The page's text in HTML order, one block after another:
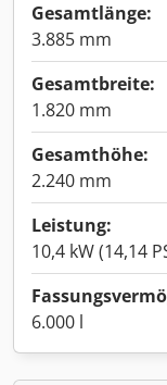
Gesamtlänge:
3.885 mm
Gesamtbreite:
1.820 mm
Gesamthöhe:
2.240 mm
Leistung:
10,4 kW (14,14
6.000 l